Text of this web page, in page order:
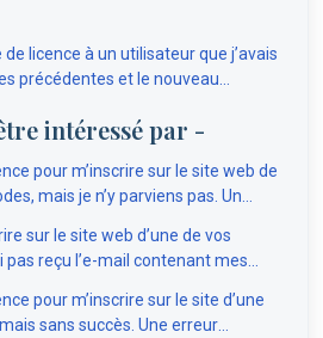
de licence à un utilisateur que j’avais
précédentes et le nouveau
intéressé par -
pour m’inscrire sur le site web de
mais je n’y parviens pas. Un
un à un les chiffres saisis. »
sur le site web d’une de vos
pas reçu l’e-mail contenant mes
pour m’inscrire sur le site d’une
sans succès. Une erreur